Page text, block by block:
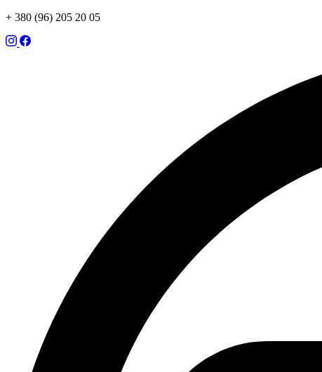
+ 380 (96) 205 20 05